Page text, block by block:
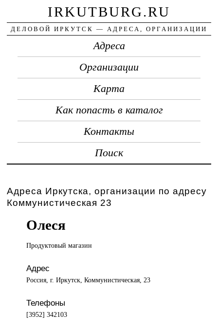
IRKUTBURG.RU
ДЕЛОВОЙ ИРКУТСК — АДРЕСА, ОРГАНИЗАЦИИ
Адреса
Организации
Карта
Как попасть в каталог
Контакты
Поиск
Адреса Иркутска, организации по адресу
Коммунистическая 23
Олеся
Продуктовый магазин
Адрес
Россия, г. Иркутск, Коммунистическая, 23
Телефоны
[3952] 342103